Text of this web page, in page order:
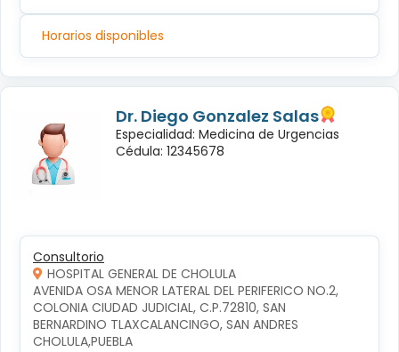
Horarios disponibles
Dr. Diego Gonzalez Salas
Especialidad: Medicina de Urgencias
Cédula: 12345678
Consultorio
HOSPITAL GENERAL DE CHOLULA
AVENIDA OSA MENOR LATERAL DEL PERIFERICO NO.2,
COLONIA CIUDAD JUDICIAL, C.P.72810, SAN
BERNARDINO TLAXCALANCINGO, SAN ANDRES
CHOLULA,PUEBLA